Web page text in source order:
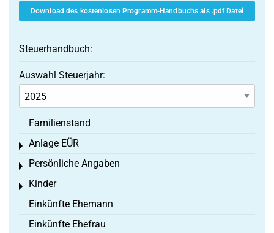
Download des kostenlosen Programm-Handbuchs als .pdf Datei
Steuerhandbuch:
Auswahl Steuerjahr:
Familienstand
Anlage EÜR
Toggle menu
Persönliche Angaben
Toggle menu
Kinder
Toggle menu
Einkünfte Ehemann
Einkünfte Ehefrau